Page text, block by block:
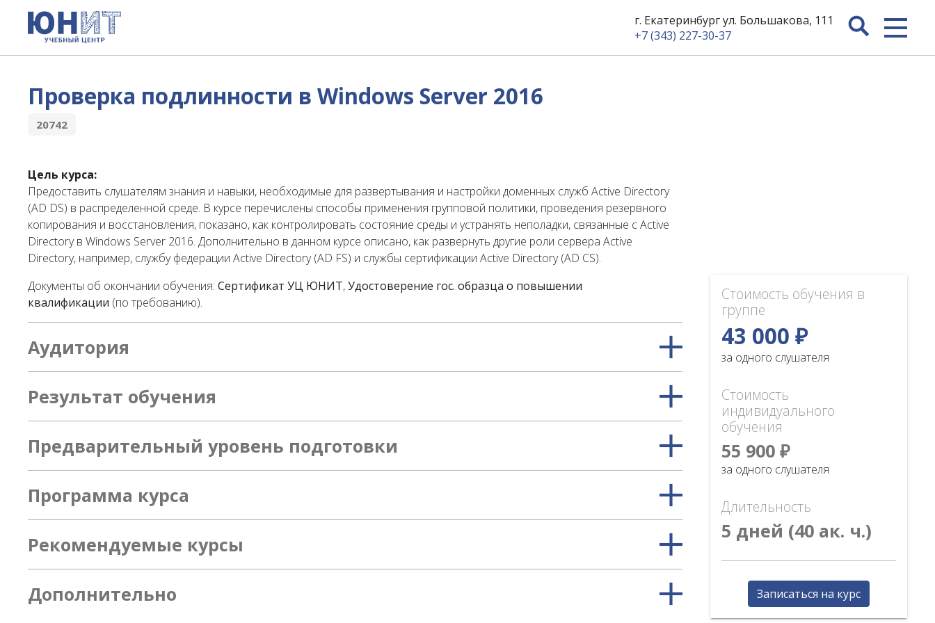
г. Екатеринбург ул. Большакова, 111
+7 (343) 227-30-37
Проверка подлинности в Windows Server 2016
20742
Цель курса:
Предоставить слушателям знания и навыки, необходимые для развертывания и настройки доменных служб Active Directory
(AD DS) в распределенной среде. В курсе перечислены способы применения групповой политики, проведения резервного
копирования и восстановления, показано, как контролировать состояние среды и устранять неполадки, связанные с Active
Directory в Windows Server 2016. Дополнительно в данном курсе описано, как развернуть другие роли сервера Active
Directory, например, службу федерации Active Directory (AD FS) и службы сертификации Active Directory (AD CS).
Документы об окончании обучения:Сертификат УЦ ЮНИТ,Удостоверение гос. образца о повышении
квалификации (по требованию).
Аудитория
Результат обучения
Предварительный уровень подготовки
Программа курса
Рекомендуемые курсы
Дополнительно
Стоимость обучения в
группе
43 000 ₽
за одного слушателя
Стоимость
индивидуального
обучения
55 900 ₽
за одного слушателя
Длительность
5 дней (40 ак. ч.)
Записаться на курс